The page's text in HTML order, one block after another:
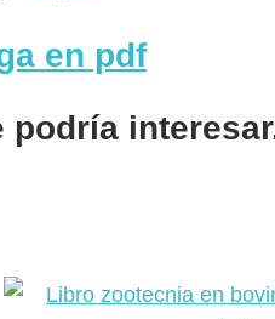
podría